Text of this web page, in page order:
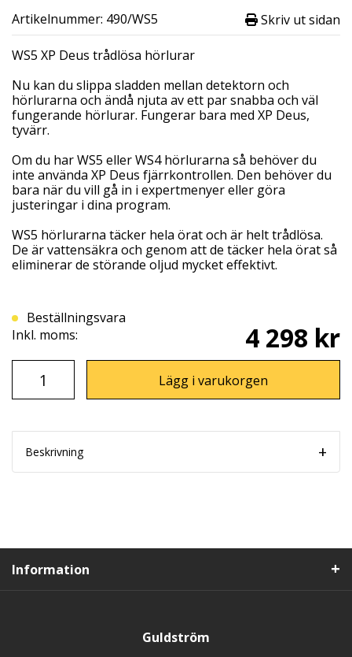
Artikelnummer: 490/WS5 Skriv ut sidan
WS5 XP Deus trådlösa hörlurar
Nu kan du slippa sladden mellan detektorn och
hörlurarna och ändå njuta av ett par snabba och väl
fungerande hörlurar. Fungerar bara med XP Deus,
tyvärr.
Om du har WS5 eller WS4 hörlurarna så behöver du
inte använda XP Deus fjärrkontrollen. Den behöver du
bara när du vill gå in i expertmenyer eller göra
justeringar i dina program.
WS5 hörlurarna täcker hela örat och är helt trådlösa.
De är vattensäkra och genom att de täcker hela örat så
eliminerar de störande oljud mycket effektivt.
Beställningsvara
Inkl. moms:
4 298 kr
Lägg i varukorgen
Beskrivning
Information
Guldström